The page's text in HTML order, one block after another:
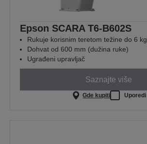
Epson SCARA T6-B602S
Rukuje korisnim teretom težine do 6 kg
Dohvat od 600 mm (dužina ruke)
Ugrađeni upravljač
Saznajte više
Gde kupiti Uporedi